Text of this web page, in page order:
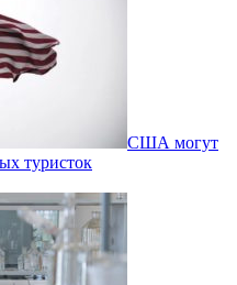
США могут
туристок